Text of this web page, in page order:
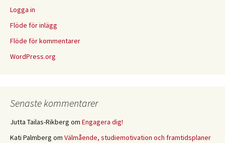
Logga in
Flöde för inlägg
Flöde för kommentarer
WordPress.org
Senaste kommentarer
Jutta Tailas-Rikberg om Engagera dig!
Kati Palmberg om Välmående, studiemotivation och framtidsplaner